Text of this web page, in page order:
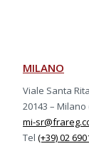
MILANO
Viale Santa
20143 – Milano
mi-
Tel (+39) 02